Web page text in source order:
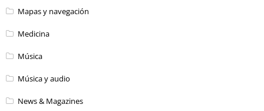
Mapas y navegación
Medicina
Música
Música y audio
News & Magazines